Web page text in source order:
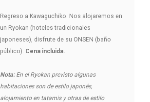
Regreso a Kawaguchiko. Nos alojaremos en
un Ryokan (hoteles tradicionales
japoneses), disfrute de su ONSEN (baño
público). Cena incluida.
Nota:En el Ryokan previsto algunas
habitaciones son de estilo japonés,
alojamiento en tatamis y otras de estilo